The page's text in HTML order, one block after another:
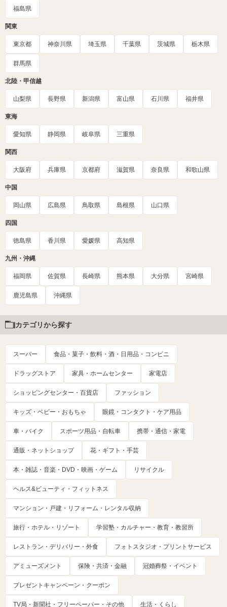
福島県
関東
東京都 神奈川県 埼玉県 千葉県 茨城県 栃木県
群馬県
北陸・甲信越
山梨県 長野県 新潟県 富山県 石川県 福井県
東海
愛知県 静岡県 岐阜県 三重県
関西
大阪府 兵庫県 京都府 滋賀県 奈良県 和歌山県
中国
岡山県 広島県 鳥取県 島根県 山口県
四国
徳島県 香川県 愛媛県 高知県
九州・沖縄
福岡県 佐賀県 長崎県 熊本県 大分県 宮崎県
鹿児島県 沖縄県
カテゴリから探す
スーパー 食品・菓子・飲料・酒・日用品・コンビニ
ドラッグストア 家具・ホームセンター 家電店
ショッピングセンター・百貨店 ファッション
キッズ・ベビー・おもちゃ 眼鏡・コンタクト・ケア用品
車・バイク スポーツ用品・自転車 携帯・通信・家電
通販・ネットショップ 花・ギフト・手芸
本・雑誌・音楽・DVD・映画・ゲーム リサイクル
ヘルス&ビューティ・フィットネス
マンション・戸建・リフォーム・レンタル収納
旅行・ホテル・リゾート 学習塾・カルチャー・教育・教習所
レストラン・デリバリー・外食 フォトスタジオ・プリントサービス
アミューズメント 保険・共済・金融 冠婚葬祭・イベント
プレゼントキャンペーン・クーポン
TV局・新聞社・フリーペーパー・その他 生活・くらし